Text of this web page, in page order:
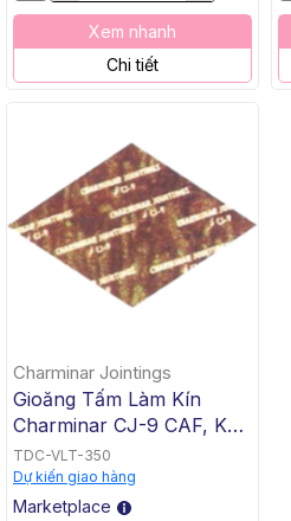
Xem nhanh
Chi tiết
Charminar Jointings
Gioăng Tấm Làm Kín
Charminar CJ-9 CAF, Khổ
1500mm x 1500mm, Dày
2mm
TDC-VLT-350
Dự kiến giao hàng
Marketplace